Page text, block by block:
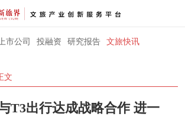
市公司 投融资 研究报告 文旅快讯
文
T3出行达成战略合作 进一